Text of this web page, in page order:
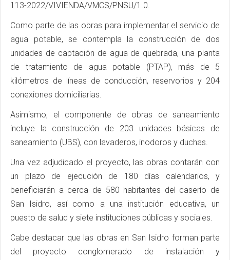
113-2022/VIVIENDA/VMCS/PNSU/1.0.
Como parte de las obras para implementar el servicio de
agua potable, se contempla la construcción de dos
unidades de captación de agua de quebrada, una planta
de tratamiento de agua potable (PTAP), más de 5
kilómetros de líneas de conducción, reservorios y 204
conexiones domiciliarias.
Asimismo, el componente de obras de saneamiento
incluye la construcción de 203 unidades básicas de
saneamiento (UBS), con lavaderos, inodoros y duchas.
Una vez adjudicado el proyecto, las obras contarán con
un plazo de ejecución de 180 días calendarios, y
beneficiarán a cerca de 580 habitantes del caserío de
San Isidro, así como a una institución educativa, un
puesto de salud y siete instituciones públicas y sociales.
Cabe destacar que las obras en San Isidro forman parte
del proyecto conglomerado de instalación y